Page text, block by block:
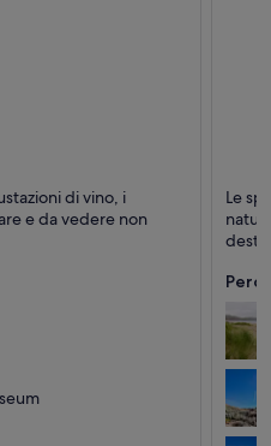
vinicoledi vino, i
e da vedere non
Le